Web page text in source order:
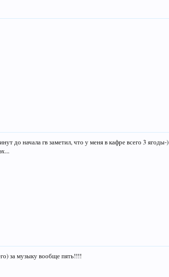
до начала гв заметил, что у меня в кафре всего 3 ягоды-)
за музыку вообще пять!!!!